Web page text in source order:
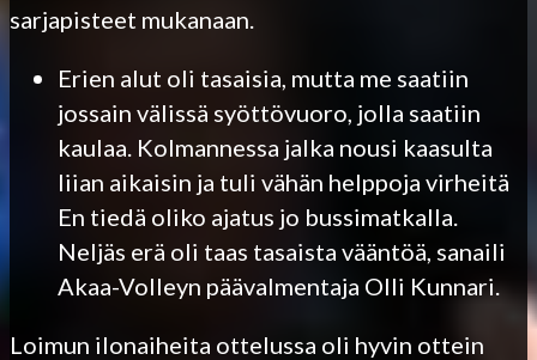
sarjapisteet mukanaan.
Erien alut oli tasaisia, mutta me saatiin
jossain välissä syöttövuoro, jolla saatiin
kaulaa. Kolmannessa jalka nousi kaasulta
liian aikaisin ja tuli vähän helppoja virheitä
En tiedä oliko ajatus jo bussimatkalla.
Neljäs erä oli taas tasaista vääntöä, sanaili
Akaa-Volleyn päävalmentaja Olli Kunnari.
Loimun ilonaiheita ottelussa oli hyvin ottein